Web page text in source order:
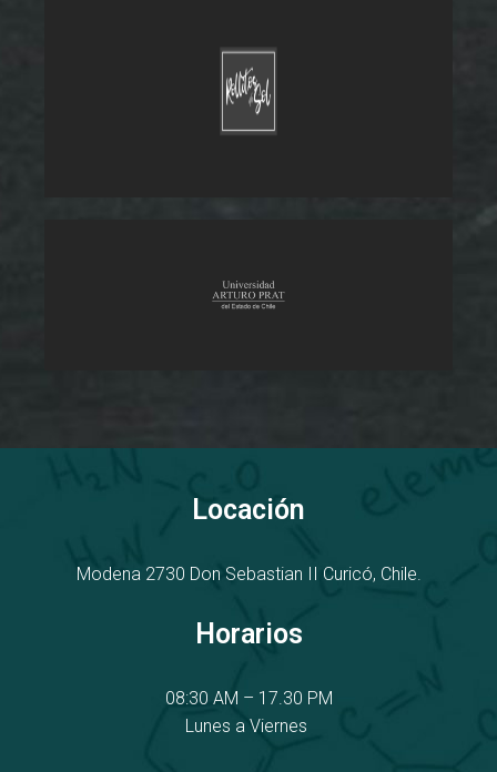
Locación
Modena 2730 Don Sebastian II Curicó, Chile.
Horarios
08:30 AM – 17.30 PM
Lunes a Viernes